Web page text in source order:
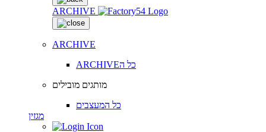
ARCHIVE
ARCHIVE
ARCHIVEכל ה
מותגים מובילים
כל המעצבים
מגזין